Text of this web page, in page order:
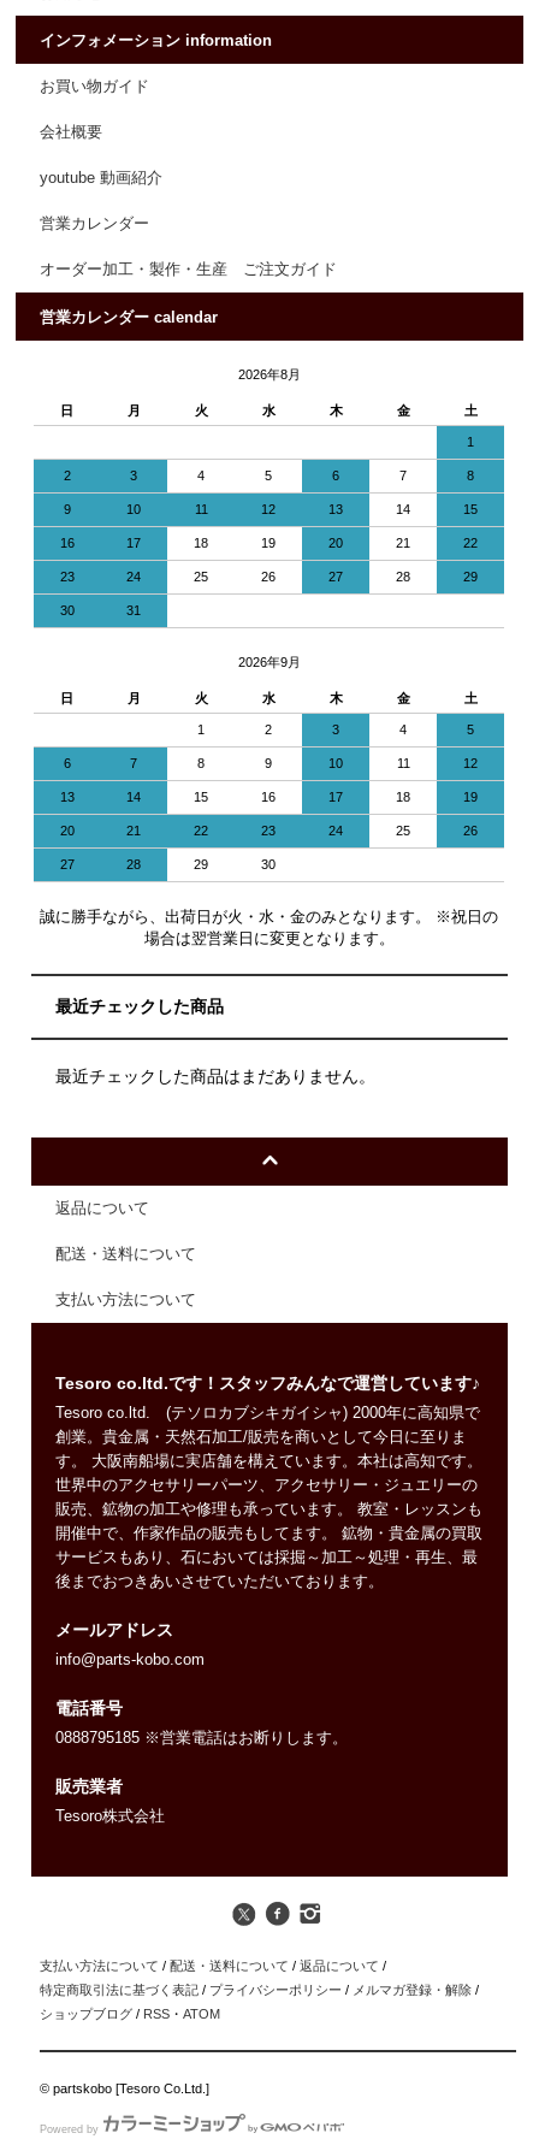
インフォメーション information
お買い物ガイド
会社概要
youtube 動画紹介
営業カレンダー
オーダー加工・製作・生産 ご注文ガイド
営業カレンダー calendar
2026年8月
日 月 火 水 木 金 土
1
2 3 4 5 6 7 8
9 10 11 12 13 14 15
16 17 18 19 20 21 22
23 24 25 26 27 28 29
30 31
2026年9月
日 月 火 水 木 金 土
1 2 3 4 5
6 7 8 9 10 11 12
13 14 15 16 17 18 19
20 21 22 23 24 25 26
27 28 29 30
誠に勝手ながら、出荷日が火・水・金のみとなります。 ※祝日の
場合は翌営業日に変更となります。
最近チェックした商品
最近チェックした商品はまだありません。
返品について
配送・送料について
支払い方法について
Tesoro co.ltd.です！スタッフみんなで運営しています♪
Tesoro co.ltd. (テソロカブシキガイシャ) 2000年に高知県で
創業。貴金属・天然石加工/販売を商いとして今日に至りま
す。 大阪南船場に実店舗を構えています。本社は高知です。
世界中のアクセサリーパーツ、アクセサリー・ジュエリーの
販売、鉱物の加工や修理も承っています。 教室・レッスンも
開催中で、作家作品の販売もしてます。 鉱物・貴金属の買取
サービスもあり、石においては採掘～加工～処理・再生、最
後までおつきあいさせていただいております。
メールアドレス
info@parts-kobo.com
電話番号
0888795185 ※営業電話はお断りします。
販売業者
Tesoro株式会社
支払い方法について / 配送・送料について / 返品について /
特定商取引法に基づく表記 / プライバシーポリシー / メルマガ登録・解除 /
ショップブログ / RSS ・ATOM
© partskobo [Tesoro Co.Ltd.]
Powered by